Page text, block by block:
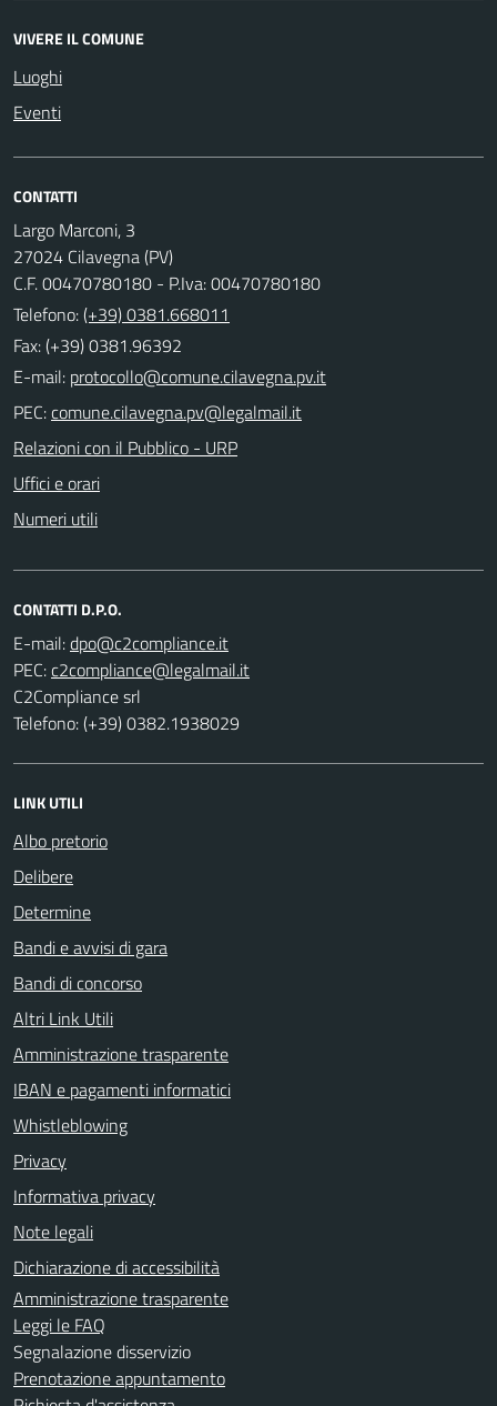
VIVERE IL COMUNE
Luoghi
Eventi
CONTATTI
Largo Marconi, 3
27024 Cilavegna (PV)
C.F. 00470780180 - P.Iva: 00470780180
Telefono:(+39) 0381.668011
Fax: (+39) 0381.96392
E-mail:
PEC:
Relazioni con il Pubblico - URP
Uffici e orari
Numeri utili
CONTATTI D.P.O.
E-mail:
PEC:
C2Compliance srl
Telefono: (+39) 0382.1938029
LINK UTILI
Albo pretorio
Delibere
Determine
Bandi e avvisi di gara
Bandi di concorso
Altri Link Utili
Amministrazione trasparente
IBAN e pagamenti informatici
Whistleblowing
Privacy
Informativa privacy
Note legali
Dichiarazione di accessibilità
Amministrazione trasparente
Leggi le FAQ
Segnalazione disservizio
Prenotazione appuntamento